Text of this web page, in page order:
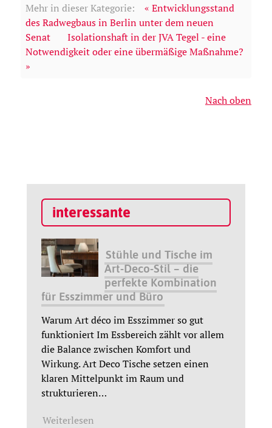
Mehr in dieser Kategorie:
« Entwicklungsstand
des Radwegbaus in Berlin unter dem neuen
Senat
Isolationshaft in der JVA Tegel - eine
Notwendigkeit oder eine übermäßige Maßnahme?
»
Nach oben
interessante
Stühle und Tische im
Art-Deco-Stil – die
perfekte Kombination
für Esszimmer und Büro
Warum Art déco im Esszimmer so gut
funktioniert Im Essbereich zählt vor allem
die Balance zwischen Komfort und
Wirkung. Art Deco Tische setzen einen
klaren Mittelpunkt im Raum und
strukturieren…
Weiterlesen